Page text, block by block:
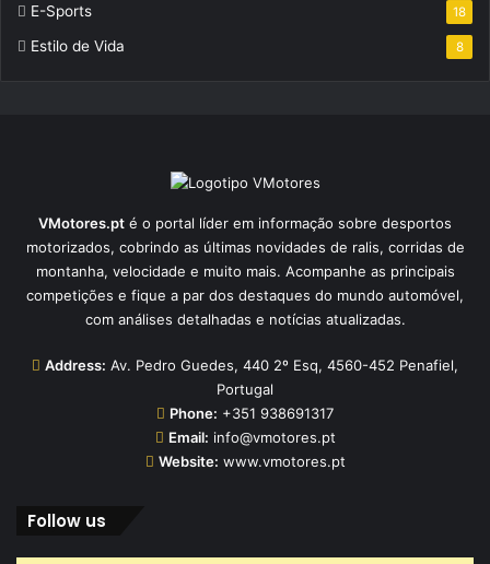
E-Sports 18
Estilo de Vida 8
VMotores.pt é o portal líder em informação sobre desportos
motorizados, cobrindo as últimas novidades de ralis, corridas de
montanha, velocidade e muito mais. Acompanhe as principais
competições e fique a par dos destaques do mundo automóvel,
com análises detalhadas e notícias atualizadas.
Address: Av. Pedro Guedes, 440 2º Esq, 4560-452 Penafiel,
Portugal
Phone: +351 938691317
Email: info@vmotores.pt
Website: www.vmotores.pt
Follow us